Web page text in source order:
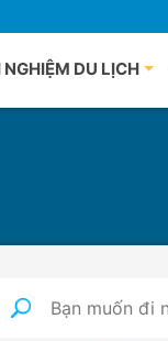
Ngãi
Trang
NGHIỆM DU LỊCH